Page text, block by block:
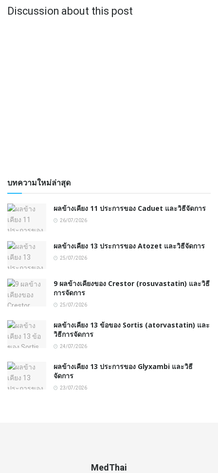
Discussion about this post
บทความใหม่ล่าสุด
ผลข้างเคียง 11 ประการของ Caduet และวิธีจัดการ
26/07/2026
ผลข้างเคียง 13 ประการของ Atozet และวิธีจัดการ
25/07/2026
9 ผลข้างเคียงของ Crestor (rosuvastatin) และวิธี
การจัดการ
25/07/2026
ผลข้างเคียง 13 ข้อของ Sortis (atorvastatin) และ
วิธีการจัดการ
24/07/2026
ผลข้างเคียง 13 ประการของ Glyxambi และวิธี
จัดการ
23/07/2026
MedThai